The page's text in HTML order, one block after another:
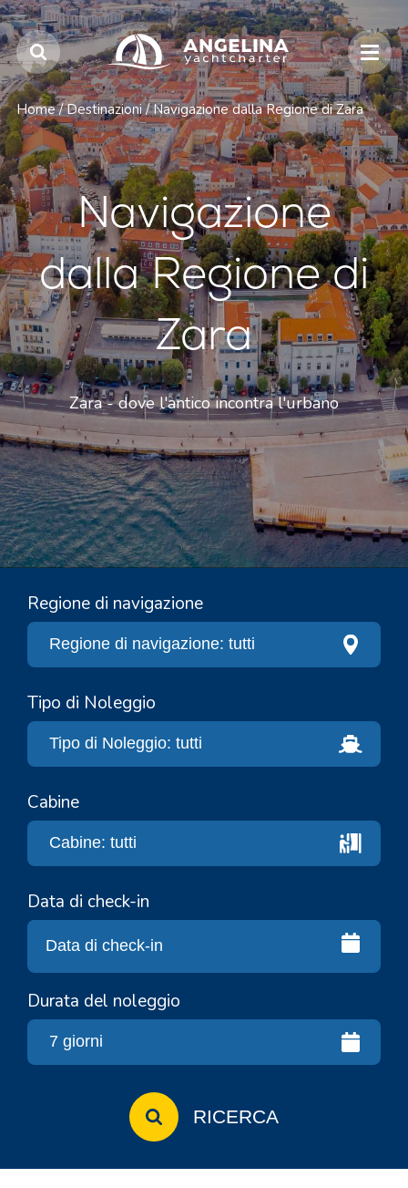
Home / Destinazioni / Navigazione dalla Regione di Zara
Navigazione
dalla Regione di
Zara
Zara - dove l'antico incontra l'urbano
Regione di navigazione
Tipo di Noleggio
Cabine
Data di check-in
Durata del noleggio
RICERCA